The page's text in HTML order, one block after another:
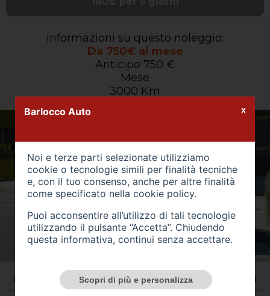
Informazioni su questo noleggio:
Da 750€ al mese
Anticipo 750 €
Mese
3000 Km
Marca/Modello Citroen C3
Barlocco Auto
Noi e terze parti selezionate utilizziamo
cookie o tecnologie simili per finalità tecniche
e, con il tuo consenso, anche per altre finalità
come specificato nella cookie policy.
Puoi acconsentire all’utilizzo di tali tecnologie
utilizzando il pulsante “Accetta”. Chiudendo
questa informativa, continui senza accettare.
Scopri di più e personalizza
X